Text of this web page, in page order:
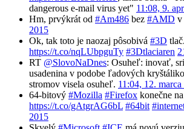
dangerous e-mail virus yet" 11:08, 9.
Hm, prvýkrát od #Am486 bez #AMD v
2015
Ok, tak toto je naozaj pôsobivá #3D
https://t.co/nqLUbpguTy #3Dtlaciaren
RT @SlovoNaDnes: Osuheľ: inovať,
usadenina v podobe ľadových
stromov visela osuheľ. 11:04, 12.
64-bitový #Mozilla #Firefox konečne
https://t.co/gAtgrAG6bL #64bit
2015